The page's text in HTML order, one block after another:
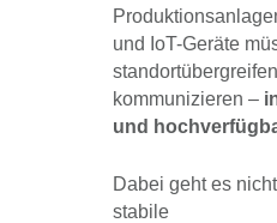
und IoT-Geräte
kommunizieren –
und
Dabei geht es
stabile